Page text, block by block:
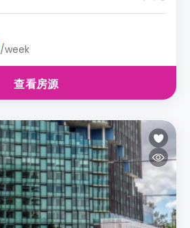
/week
查看房源